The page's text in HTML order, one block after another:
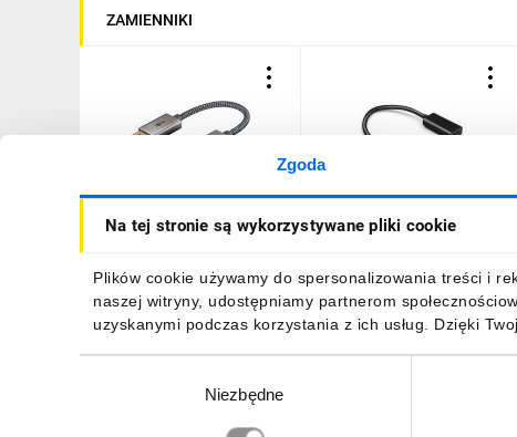
Zgoda
Na tej stronie są wykorzystywane pliki cookie
Plików cookie używamy do spersonalizowania treści i
naszej witryny, udostępniamy partnerom
uzyskanymi podczas korzystania z ich usług. Dzięki
Niezbędne
ZAMIENNIKI
Kabel przejściowy
DisplayPort™/HDMI™,
51,78 złbrutto
Adapter DisplayPort v1.4–
HDMI v2.0 MT068 Montis
56,49 zł brutto